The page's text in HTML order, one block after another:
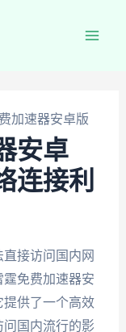
加速器安卓版
安卓
连接利
接访问国内网
免费加速器安
供了一个高效
国内流行的影